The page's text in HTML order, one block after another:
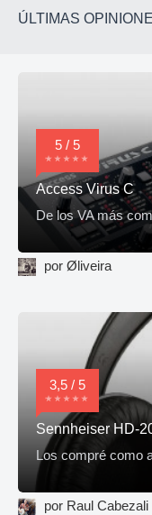
ÚLTIMAS
5 / 5
Access Virus C
De los VA más
por Øliveira
3,5 / 5
Sennheiser HD-
Los compré como
por Raul Cabezali